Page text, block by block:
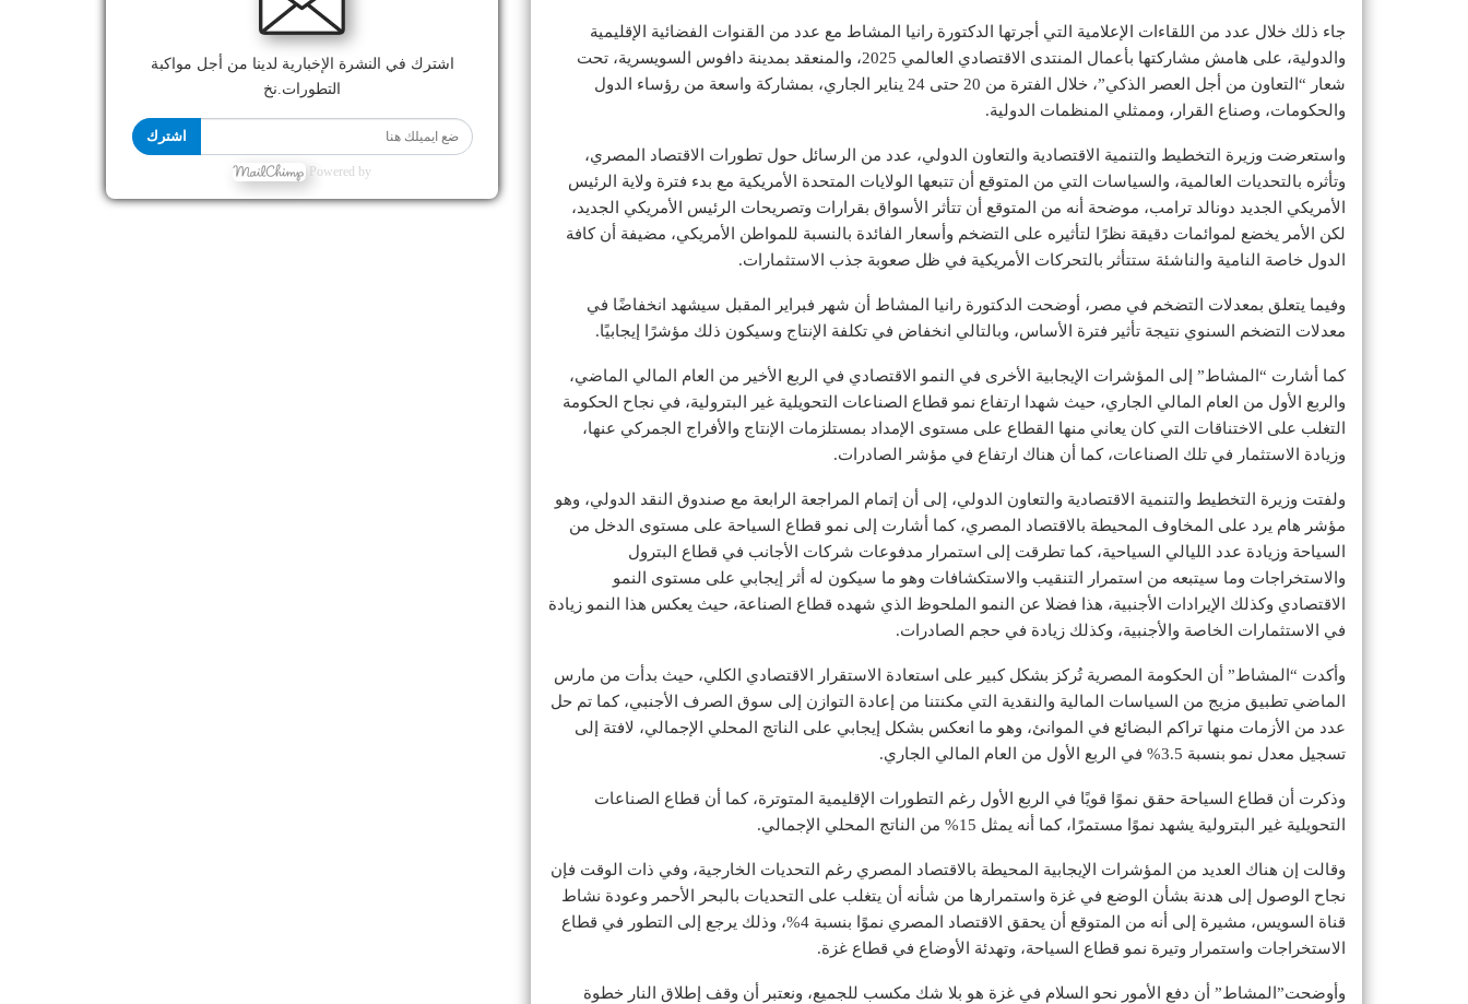
جاء ذلك خلال عدد من اللقاءات الإعلامية التي أجرتها الدكتورة رانيا المشاط مع عدد من القنوات الفضائية الإقليمية
والدولية، على هامش مشاركتها بأعمال المنتدى الاقتصادي العالمي 2025، والمنعقد بمدينة دافوس السويسرية، تحت
شعار “التعاون من أجل العصر الذكي”، خلال الفترة من 20 حتى 24 يناير الجاري، بمشاركة واسعة من رؤساء الدول
والحكومات، وصناع القرار، وممثلي المنظمات الدولية.
واستعرضت وزيرة التخطيط والتنمية الاقتصادية والتعاون الدولي، عدد من الرسائل حول تطورات الاقتصاد المصري،
وتأثره بالتحديات العالمية، والسياسات التي من المتوقع أن تتبعها الولايات المتحدة الأمريكية مع بدء فترة ولاية الرئيس
الأمريكي الجديد دونالد ترامب، موضحة أنه من المتوقع أن تتأثر الأسواق بقرارات وتصريحات الرئيس الأمريكي الجديد،
لكن الأمر يخضع لموائمات دقيقة نظرًا لتأثيره على التضخم وأسعار الفائدة بالنسبة للمواطن الأمريكي، مضيفة أن كافة
الدول خاصة النامية والناشئة ستتأثر بالتحركات الأمريكية في ظل صعوبة جذب الاستثمارات.
وفيما يتعلق بمعدلات التضخم في مصر، أوضحت الدكتورة رانيا المشاط أن شهر فبراير المقبل سيشهد انخفاضًا في
معدلات التضخم السنوي نتيجة تأثير فترة الأساس، وبالتالي انخفاض في تكلفة الإنتاج وسيكون ذلك مؤشرًا إيجابيًا.
كما أشارت “المشاط” إلى المؤشرات الإيجابية الأخرى في النمو الاقتصادي في الربع الأخير من العام المالي الماضي،
والربع الأول من العام المالي الجاري، حيث شهدا ارتفاع نمو قطاع الصناعات التحويلية غير البترولية، في نجاح الحكومة
التغلب على الاختناقات التي كان يعاني منها القطاع على مستوى الإمداد بمستلزمات الإنتاج والأفراج الجمركي عنها،
وزيادة الاستثمار في تلك الصناعات، كما أن هناك ارتفاع في مؤشر الصادرات.
ولفتت وزيرة التخطيط والتنمية الاقتصادية والتعاون الدولي، إلى أن إتمام المراجعة الرابعة مع صندوق النقد الدولي، وهو
مؤشر هام يرد على المخاوف المحيطة بالاقتصاد المصري، كما أشارت إلى نمو قطاع السياحة على مستوى الدخل من
السياحة وزيادة عدد الليالي السياحية، كما تطرقت إلى استمرار مدفوعات شركات الأجانب في قطاع البترول
والاستخراجات وما سيتبعه من استمرار التنقيب والاستكشافات وهو ما سيكون له أثر إيجابي على مستوى النمو
الاقتصادي وكذلك الإيرادات الأجنبية، هذا فضلا عن النمو الملحوظ الذي شهده قطاع الصناعة، حيث يعكس هذا النمو زيادة
في الاستثمارات الخاصة والأجنبية، وكذلك زيادة في حجم الصادرات.
وأكدت “المشاط” أن الحكومة المصرية تُركز بشكل كبير على استعادة الاستقرار الاقتصادي الكلي، حيث بدأت من مارس
الماضي تطبيق مزيج من السياسات المالية والنقدية التي مكنتنا من إعادة التوازن إلى سوق الصرف الأجنبي، كما تم حل
عدد من الأزمات منها تراكم البضائع في الموانئ، وهو ما انعكس بشكل إيجابي على الناتج المحلي الإجمالي، لافتة إلى
تسجيل معدل نمو بنسبة 3.5% في الربع الأول من العام المالي الجاري.
وذكرت أن قطاع السياحة حقق نموًا قويًا في الربع الأول رغم التطورات الإقليمية المتوترة، كما أن قطاع الصناعات
التحويلية غير البترولية يشهد نموًا مستمرًا، كما أنه يمثل 15% من الناتج المحلي الإجمالي.
وقالت إن هناك العديد من المؤشرات الإيجابية المحيطة بالاقتصاد المصري رغم التحديات الخارجية، وفي ذات الوقت فإن
نجاح الوصول إلى هدنة بشأن الوضع في غزة واستمرارها من شأنه أن يتغلب على التحديات بالبحر الأحمر وعودة نشاط
قناة السويس، مشيرة إلى أنه من المتوقع أن يحقق الاقتصاد المصري نموًا بنسبة 4%، وذلك يرجع إلى التطور في قطاع
الاستخراجات واستمرار وتيرة نمو قطاع السياحة، وتهدئة الأوضاع في قطاع غزة.
وأوضحت”المشاط” أن دفع الأمور نحو السلام في غزة هو بلا شك مكسب للجميع، ونعتبر أن وقف إطلاق النار خطوة
اشترك في النشرة الإخبارية لدينا من أجل مواكبة
التطورات.نخ
اشترك
Powered by